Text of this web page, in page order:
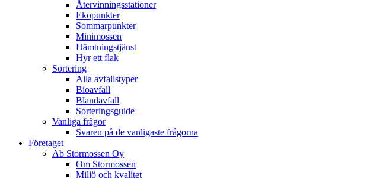
Återvinningsstationer
Ekopunkter
Sommarpunkter
Minimossen
Hämtningstjänst
Hyr ett flak
Sortering
Alla avfallstyper
Bioavfall
Blandavfall
Sorteringsguide
Vanliga frågor
Svaren på de vanligaste frågorna
Företaget
Ab Stormossen Oy
Om Stormossen
Miljö och kvalitet